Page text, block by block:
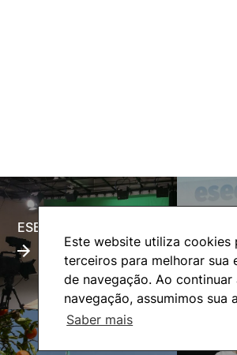
Este website utiliza cookies
terceiros para melhorar sua
de navegação. Ao continuar
navegação, assumimos sua
Saber mais
ESECTV